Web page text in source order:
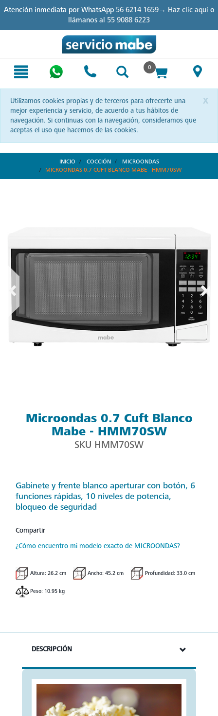
to
to
Atención inmediata por WhatsApp 56 6214 1659→ Haz clic aquío
llámanos al 55 9088 6223
0
x
Utilizamos cookies propias y de terceros para ofrecerte una
mejor experiencia y servicio, de acuerdo a tus hábitos de
navegación. Si continuas con la navegación, consideramos que
aceptas el uso que hacemos de las cookies.
INICIO COCCIÓN
MICROONDAS
MICROONDAS 0.7 CUFT BLANCO MABE - HMM70SW
Microondas 0.7 Cuft Blanco
Mabe - HMM70SW
SKU HMM70SW
Gabinete y frente blanco aperturar con botón, 6
funciones rápidas, 10 niveles de potencia,
bloqueo de seguridad
Compartir
¿Cómo encuentro mi modelo exacto de MICROONDAS?
Altura: 26.2 cm Ancho: 45.2 cm Profundidad: 33.0 cm
Peso: 10.95 kg
DESCRIPCIÓN